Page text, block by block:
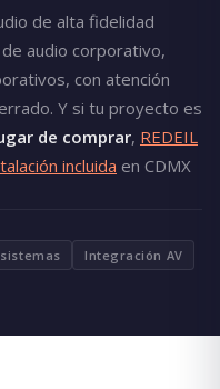
de alta fidelidad
audio corporativo,
con atención
Y si tu proyecto es
de comprar, REDEIL
incluida en CDMX
Integración AV